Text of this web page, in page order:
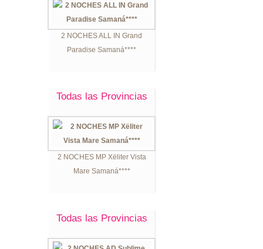
2 NOCHES ALL IN Grand
Paradise Samaná****
Todas las Provincias
2 NOCHES MP Xëliter Vista
Mare Samaná****
Todas las Provincias